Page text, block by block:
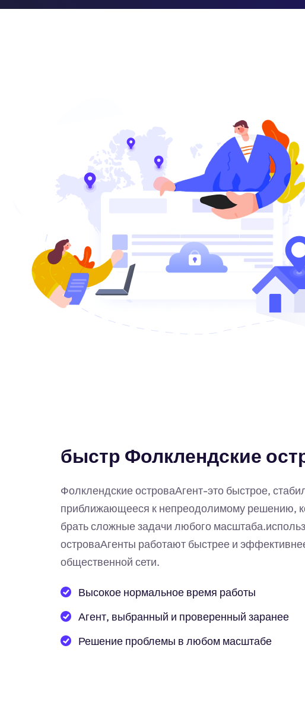
быстр Фолклендские
Фолклендские островаАгент-это быстрое,
приближающееся к непреодолимому решению,
брать сложные задачи любого
островаАгенты работают быстрее и
общественной сети.
Высокое нормальное время работы
Агент, выбранный и проверенный заранее
Решение проблемы в любом масштабе